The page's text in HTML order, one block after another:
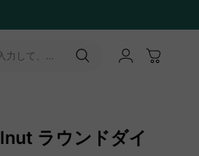
力して、
ラウンドダイ